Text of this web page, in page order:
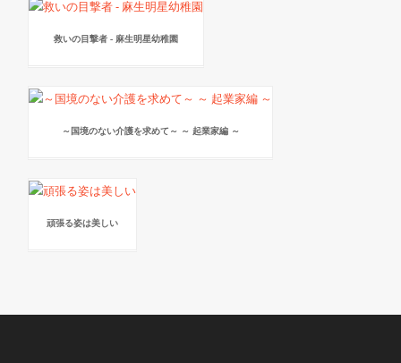
救いの目撃者 - 麻生明星幼稚園
～国境のない介護を求めて～ ～ 起業家編 ～
頑張る姿は美しい